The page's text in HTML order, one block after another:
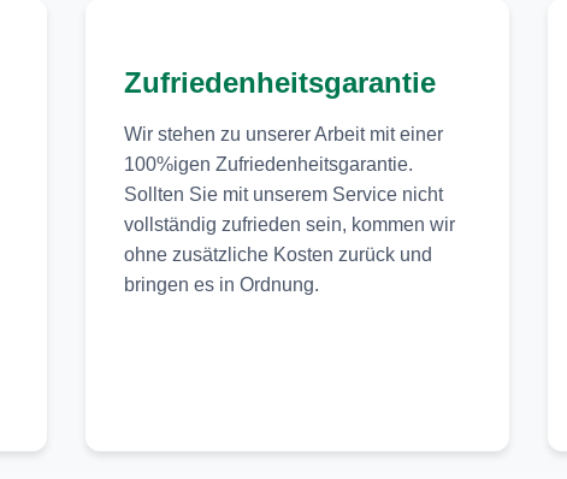
Zufriedenheitsgarantie
Wir stehen zu unserer Arbeit mit einer
100%igen Zufriedenheitsgarantie.
Sollten Sie mit unserem Service nicht
vollständig zufrieden sein, kommen wir
ohne zusätzliche Kosten zurück und
bringen es in Ordnung.